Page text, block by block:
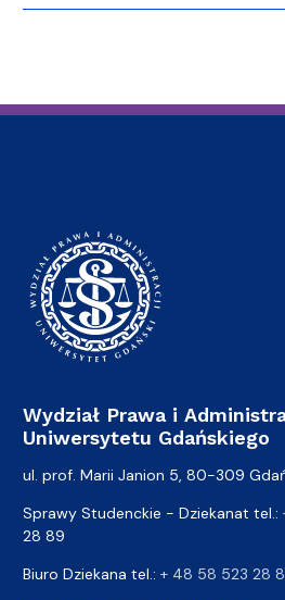
Wydział Prawa i
Uniwersytetu Gdańskiego
ul. prof. Marii Janion 5, 80-309
Sprawy Studenckie - Dziekanat tel.:
28 89
Biuro Dziekana tel.: + 48 58 523 28